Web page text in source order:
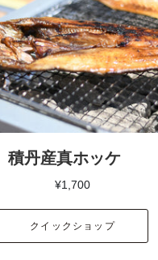
積丹産真ホッケ
¥1,700
クイックショップ